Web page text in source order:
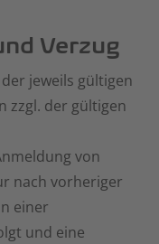
Verzug
jeweils gültigen
zzgl. der gültigen
von
nach vorheriger
einer
und eine